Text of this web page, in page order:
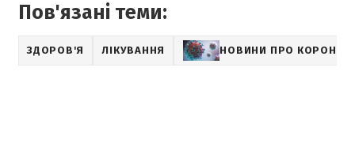
Пов'язані теми:
ЗДОРОВ'Я ЛІКУВАННЯ НОВИНИ ПРО